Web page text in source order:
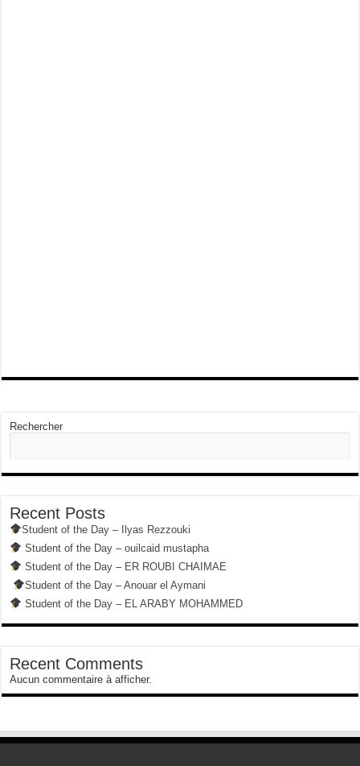
Rechercher
Recent Posts
Student of the Day – Ilyas Rezzouki
Student of the Day – ouilcaid mustapha
Student of the Day – ER ROUBI CHAIMAE
Student of the Day – Anouar el Aymani
Student of the Day – EL ARABY MOHAMMED
Recent Comments
Aucun commentaire à afficher.